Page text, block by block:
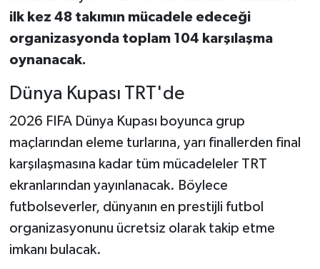
ilk kez 48 takımın mücadele edeceği
organizasyonda toplam 104 karşılaşma
oynanacak.
Dünya Kupası TRT'de
2026 FIFA Dünya Kupası boyunca grup
maçlarından eleme turlarına, yarı finallerden final
karşılaşmasına kadar tüm mücadeleler TRT
ekranlarından yayınlanacak. Böylece
futbolseverler, dünyanın en prestijli futbol
organizasyonunu ücretsiz olarak takip etme
imkanı bulacak.